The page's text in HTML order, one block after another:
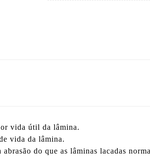
vida útil da lâmina.
vida da lâmina.
do que as lâminas lacadas